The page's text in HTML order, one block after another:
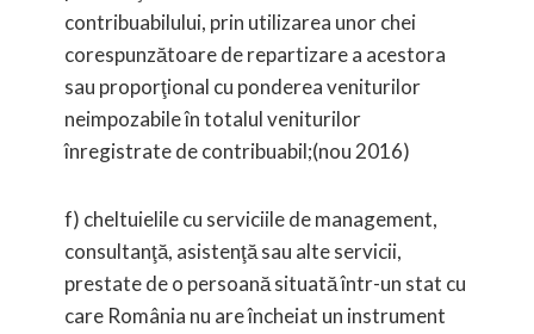
contribuabilului, prin utilizarea unor chei
corespunzătoare de repartizare a acestora
sau proporţional cu ponderea veniturilor
neimpozabile în totalul veniturilor
înregistrate de contribuabil;(nou 2016)
f) cheltuielile cu serviciile de management,
consultanţă, asistenţă sau alte servicii,
prestate de o persoană situată într-un stat cu
care România nu are încheiat un instrument